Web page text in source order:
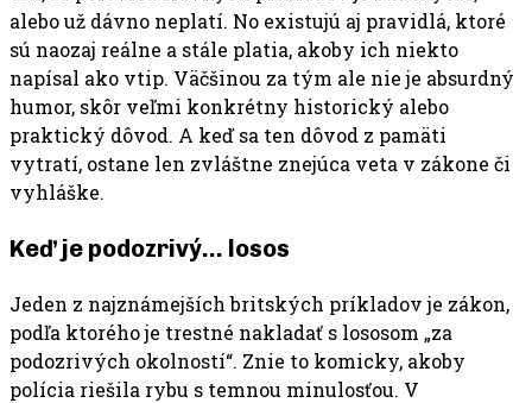
alebo už dávno neplatí. No existujú aj pravidlá, ktoré
sú naozaj reálne a stále platia, akoby ich niekto
napísal ako vtip. Väčšinou za tým ale nie je absurdný
humor, skôr veľmi konkrétny historický alebo
praktický dôvod. A keď sa ten dôvod z pamäti
vytratí, ostane len zvláštne znejúca veta v zákone či
vyhláške.
Keď je podozrivý… losos
Jeden z najznámejších britských príkladov je zákon,
podľa ktorého je trestné nakladať s lososom „za
podozrivých okolností“. Znie to komicky, akoby
polícia riešila rybu s temnou minulosťou. V